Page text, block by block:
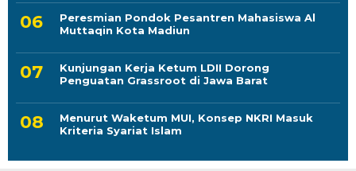
Peresmian Pondok Pesantren Mahasiswa Al
Muttaqin Kota Madiun
Kunjungan Kerja Ketum LDII Dorong
Penguatan Grassroot di Jawa Barat
Menurut Waketum MUI, Konsep NKRI Masuk
Kriteria Syariat Islam